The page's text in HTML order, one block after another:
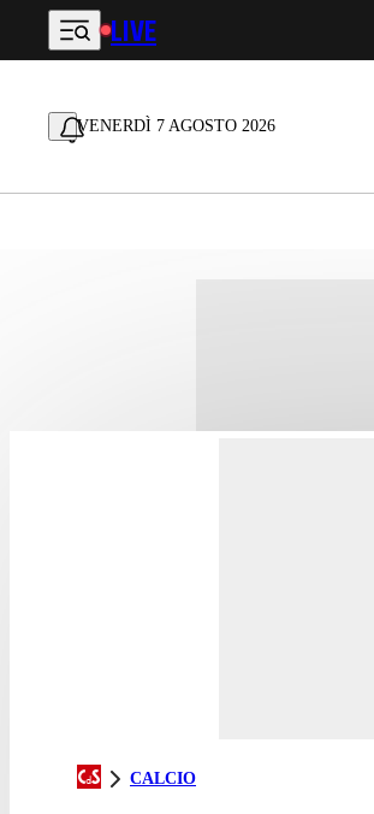
Vai al contenuto principale
LIVE
VENERDÌ 7 AGOSTO 2026
CALCIO